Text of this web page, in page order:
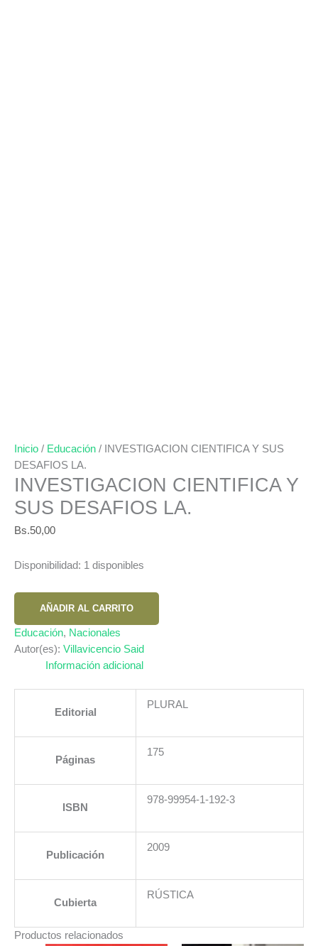
Inicio / Educación / INVESTIGACION CIENTIFICA Y SUS
DESAFIOS LA.
INVESTIGACION CIENTIFICA Y
SUS DESAFIOS LA.
Bs.50,00
Disponibilidad: 1 disponibles
INVESTIGACION
CIENTIFICA
Y
SUS
DESAFIOS
AÑADIR AL CARRITO
Educación, Nacionales
Autor(es): Villavicencio Said
Información adicional
Editorial
PLURAL
Páginas
175
ISBN
978-99954-1-192-3
Publicación
2009
Cubierta
RÚSTICA
Productos relacionados